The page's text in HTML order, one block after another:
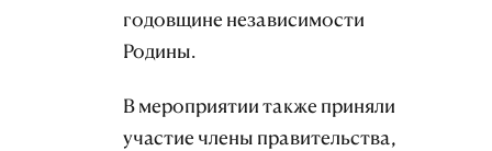
годовщине независимости
Родины.
В мероприятии также приняли
участие члены правительства,